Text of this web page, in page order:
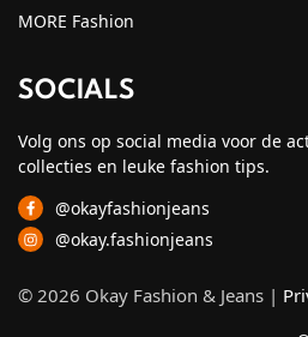
MORE Fashion
SOCIALS
Volg ons op social media voor de
collecties en leuke fashion tips.
@okayfashionjeans
@okay.fashionjeans
© 2026 Okay Fashion & Jeans |